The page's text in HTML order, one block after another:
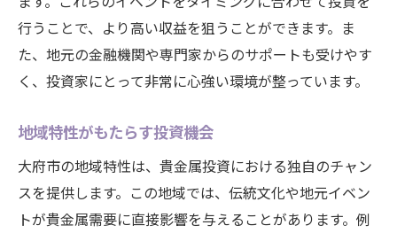
行うことで、より高い収益を狙うことができます。ま
た、地元の金融機関や専門家からのサポートも受けやす
く、投資家にとって非常に心強い環境が整っています。
地域特性がもたらす投資機会
大府市の地域特性は、貴金属投資における独自のチャン
スを提供します。この地域では、伝統文化や地元イベン
トが貴金属需要に直接影響を与えることがあります。例